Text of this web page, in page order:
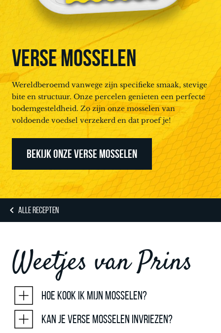
VERSE MOSSELEN
Wereldberoemd vanwege zijn specifieke smaak, stevige
bite en structuur. Onze percelen genieten een perfecte
bodemgesteldheid. Zo zijn onze mosselen van
voldoende voedsel verzekerd en dat proef je!
BEKIJK ONZE VERSE MOSSELEN
ALLE RECEPTEN
Weetjes van Prins
Hoe kook ik mijn mosselen?
Kan je verse mosselen invriezen?